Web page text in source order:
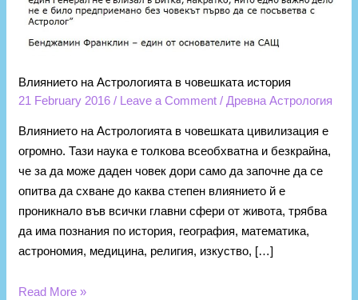
Влиянието на Астрологията в човешката история
21 February 2016/ Leave a Comment / Древна Астрология
Влиянието на Астрологията в човешката цивилизация е
огромно. Тази наука е толкова всеобхватна и безкрайна,
че за да може даден човек дори само да започне да се
опитва да схване до каква степен влиянието й е
проникнало във всички главни сфери от живота, трябва
да има познания по история, география, математика,
астрономия, медицина, религия, изкуство, […]
Астрологията
човешката
Read More »